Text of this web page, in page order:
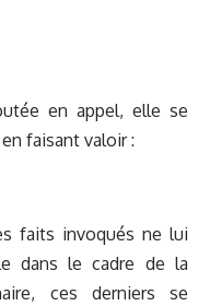
en appel, elle se
faisant valoir :
faits invoqués ne lui
dans le cadre de la
ces derniers se